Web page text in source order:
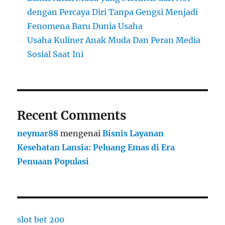
dengan Percaya Diri Tanpa Gengsi Menjadi
Fenomena Baru Dunia Usaha
Usaha Kuliner Anak Muda Dan Peran Media
Sosial Saat Ini
Recent Comments
neymar88 mengenaiBisnis Layanan
Kesehatan Lansia: Peluang Emas di Era
Penuaan Populasi
slot bet 200